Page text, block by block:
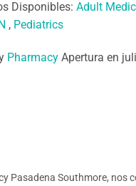
Disponibles:Adult
, Pediatrics
Pharmacy Apertura en
Pasadena Southmore, nos